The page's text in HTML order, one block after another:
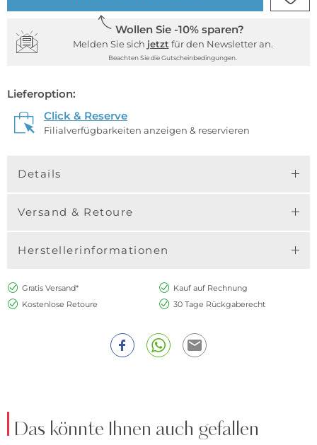
Wollen Sie -10% sparen?
Melden Sie sich jetzt für den Newsletter an.
Beachten Sie die Gutscheinbedingungen.
Lieferoption:
Click & Reserve
Filialverfügbarkeiten anzeigen & reservieren
Details
Versand & Retoure
Herstellerinformationen
Gratis Versand*
Kauf auf Rechnung
Kostenlose Retoure
30 Tage Rückgaberecht
Das könnte Ihnen auch gefallen